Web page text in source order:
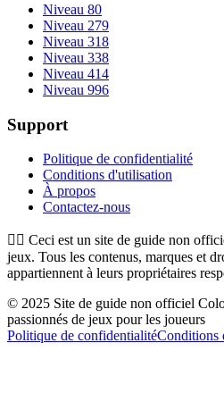
Niveau 80
Niveau 279
Niveau 318
Niveau 338
Niveau 414
Niveau 996
Support
Politique de confidentialité
Conditions d'utilisation
À propos
Contactez-nous
👉🏻 Ceci est un site de guide non
jeux. Tous les contenus, marques et
appartiennent à leurs propriétaires
© 2025 Site de guide non officiel
passionnés de jeux pour les joueurs
Politique de confidentialitéConditions